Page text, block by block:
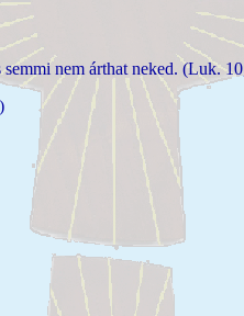
nem árthat neked. (Luk.